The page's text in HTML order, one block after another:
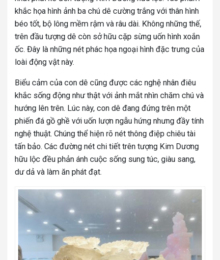
khắc họa hình ảnh ba chú dê cường trắng với thân hình
béo tốt, bộ lông mềm rậm và râu dài. Không những thế,
trên đầu tượng dê còn sở hữu cặp sừng uốn hình xoắn
ốc. Đây là những nét phác họa ngoại hình đặc trưng của
loài động vật này.
Biểu cảm của con dê cũng được các nghệ nhân điêu
khắc sống động như thật với ảnh mắt nhìn chăm chú và
hướng lên trên. Lúc này, con dê đang đứng trên một
phiến đá gồ ghề với uốn lượn ngẫu hứng nhưng đầy tính
nghệ thuật. Chúng thể hiện rõ nét thông điệp chiêu tài
tấn bảo. Các đường nét chi tiết trên tượng Kim Dương
hữu lộc đều phản ánh cuộc sống sung túc, giàu sang,
dư dả và làm ăn phát đạt.